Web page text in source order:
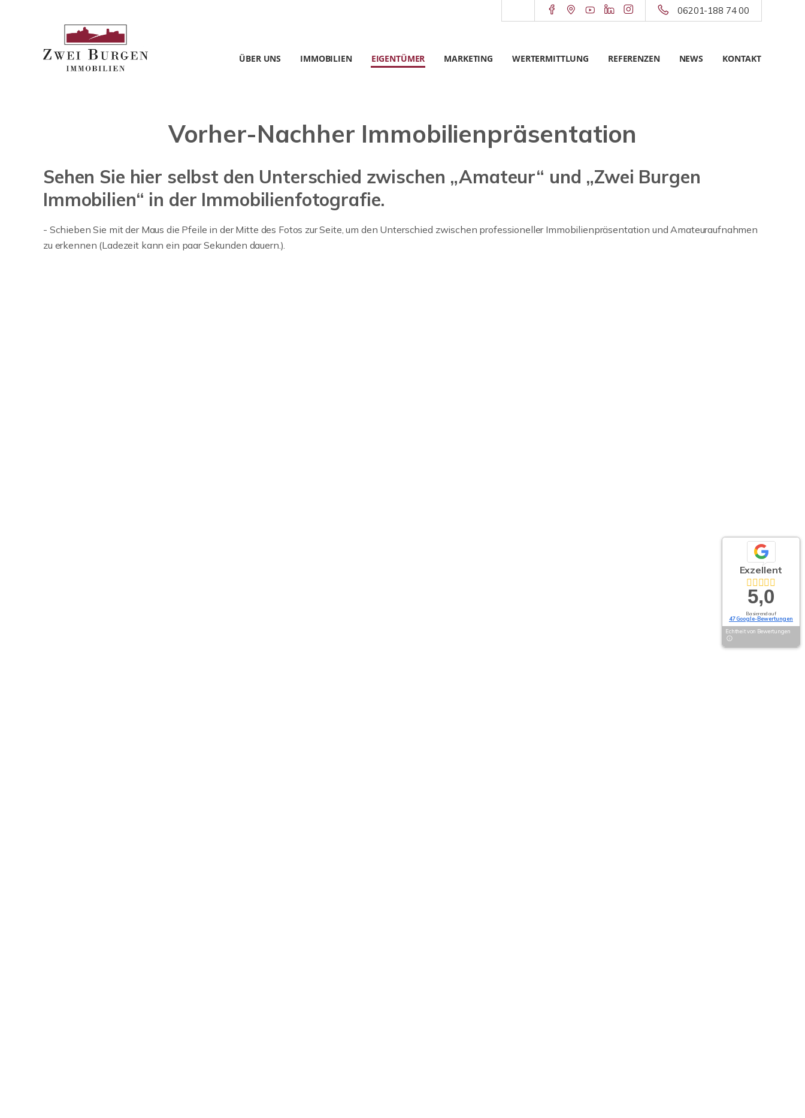
06201-188 74 00
ÜBER UNS IMMOBILIEN EIGENTÜMER MARKETING WERTERMITTLUNG REFERENZEN NEWS KONTAKT
Vorher-Nachher Immobilienpräsentation
Sehen Sie hier selbst den Unterschied zwischen „Amateur“ und „Zwei Burgen
Immobilien“ in der Immobilienfotografie.
- Schieben Sie mit der Maus die Pfeile in der Mitte des Fotos zur Seite, um den Unterschied zwischen professioneller Immobilienpräsentation und Amateuraufnahmen
zu erkennen (Ladezeit kann ein paar Sekunden dauern.).
Exzellent
5,0
Basierend auf
47 Google-Bewertungen
Echtheit von Bewertungen